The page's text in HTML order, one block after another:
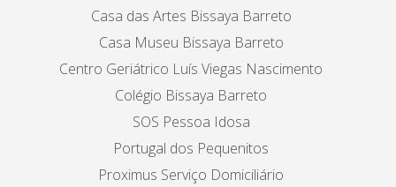
Casa das Artes Bissaya Barreto
Casa Museu Bissaya Barreto
Centro Geriátrico Luís Viegas Nascimento
Colégio Bissaya Barreto
SOS Pessoa Idosa
Portugal dos Pequenitos
Proximus Serviço Domiciliário